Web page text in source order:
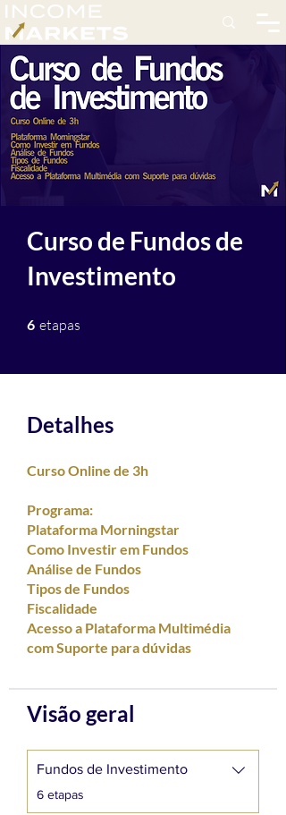
Curso de Fundos de
Investimento
6 etapas
Detalhes
Curso Online de 3h
Programa:
Plataforma Morningstar
Como Investir em Fundos
Análise de Fundos
Tipos de Fundos
Fiscalidade
Acesso a Plataforma Multimédia
com Suporte para dúvidas
Visão geral
Fundos de Investimento
.
6 etapas